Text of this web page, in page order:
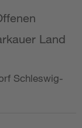
Land
Schleswig-